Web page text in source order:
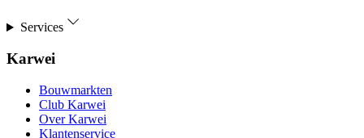
Services
Karwei
Bouwmarkten
Club Karwei
Over Karwei
Klantenservice